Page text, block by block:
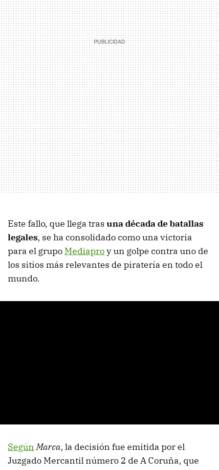
Este fallo, que llega tras una década de batallas
legales, se ha consolidado como una victoria
para el grupo Mediaproy un golpe contra uno de
los sitios más relevantes de piratería en todo el
mundo.
Según Marca, la decisión fue emitida por el
Juzgado Mercantil número 2 de A Coruña, que